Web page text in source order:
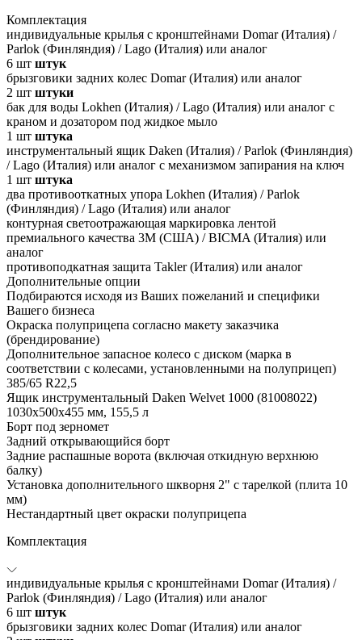
Комплектация
индивидуальные крылья с кронштейнами Domar (Италия) /
Parlok (Финляндия) / Lago (Италия) или аналог
6 шт штук
брызговики задних колес Domar (Италия) или аналог
2 шт штуки
бак для воды Lokhen (Италия) / Lago (Италия) или аналог с
краном и дозатором под жидкое мыло
1 шт штука
инструментальный ящик Daken (Италия) / Parlok (Финляндия)
/ Lago (Италия) или аналог с механизмом запирания на ключ
1 шт штука
два противооткатных упора Lokhen (Италия) / Parlok
(Финляндия) / Lago (Италия) или аналог
контурная светоотражающая маркировка лентой
премиального качества 3M (США) / BICMA (Италия) или
аналог
противоподкатная защита Takler (Италия) или аналог
Дополнительные опции
Подбираются исходя из Ваших пожеланий и специфики
Вашего бизнеса
Окраска полуприцепа согласно макету заказчика
(брендирование)
Дополнительное запасное колесо с диском (марка в
соответствии с колесами, установленными на полуприцеп)
385/65 R22,5
Ящик инструментальный Daken Welvet 1000 (81008022)
1030x500x455 мм, 155,5 л
Борт под зерномет
Задний открывающийся борт
Задние распашные ворота (включая откидную верхнюю
балку)
Установка дополнительного шкворня 2" с тарелкой (плита 10
мм)
Нестандартный цвет окраски полуприцепа
Комплектация
индивидуальные крылья с кронштейнами Domar (Италия) /
Parlok (Финляндия) / Lago (Италия) или аналог
6 шт штук
брызговики задних колес Domar (Италия) или аналог